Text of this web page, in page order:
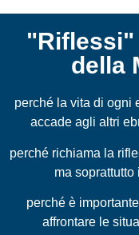
"Riflessi"
della
perché la vita di ogni
accade agli altri
perché richiama la
ma soprattutto
perché è
affrontare le